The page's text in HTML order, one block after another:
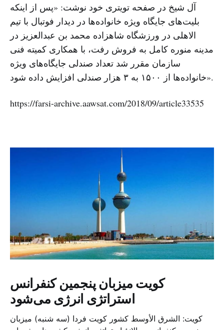
آل شیخ در صفحه تویتری خود نوشت: «پس از اینکه
بلیت‌های جایگاه ویژه خانواده‌ها در دیدار فوتبال با تیم
الاهلی در ورزشگاه شاهزاده محمد بن عبدالعزیز در
مدینه منوره کامل به فروش رفت، با همکاری کمیته فنی
سازمان مقرر شد تعداد صندلی جایگاه‌های ویژه
خانواده‌ها از ۱۵۰۰ به ۳ هزار صندلی افزایش داده شود».
https://farsi-archive.aawsat.com/2018/09/article33535
کویت میزبان پنجمین کنفرانس
استراتژی انرژی می‌شود
کویت: الشرق الأوسط کشور کویت فردا (سه شنبه) میزبان